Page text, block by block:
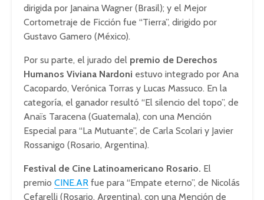
dirigida por Janaina Wagner (Brasil); y el Mejor
Cortometraje de Ficción fue “Tierra”, dirigido por
Gustavo Gamero (México).
Por su parte, el jurado del premio de Derechos
Humanos Viviana Nardoni estuvo integrado por Ana
Cacopardo, Verónica Torras y Lucas Massuco. En la
categoría, el ganador resultó “El silencio del topo”, de
Anaïs Taracena (Guatemala), con una Mención
Especial para “La Mutuante”, de Carla Scolari y Javier
Rossanigo (Rosario, Argentina).
Festival de Cine Latinoamericano Rosario. El
premio CINE.AR fue para “Empate eterno”, de Nicolás
Cefarelli (Rosario, Argentina), con una Mención de